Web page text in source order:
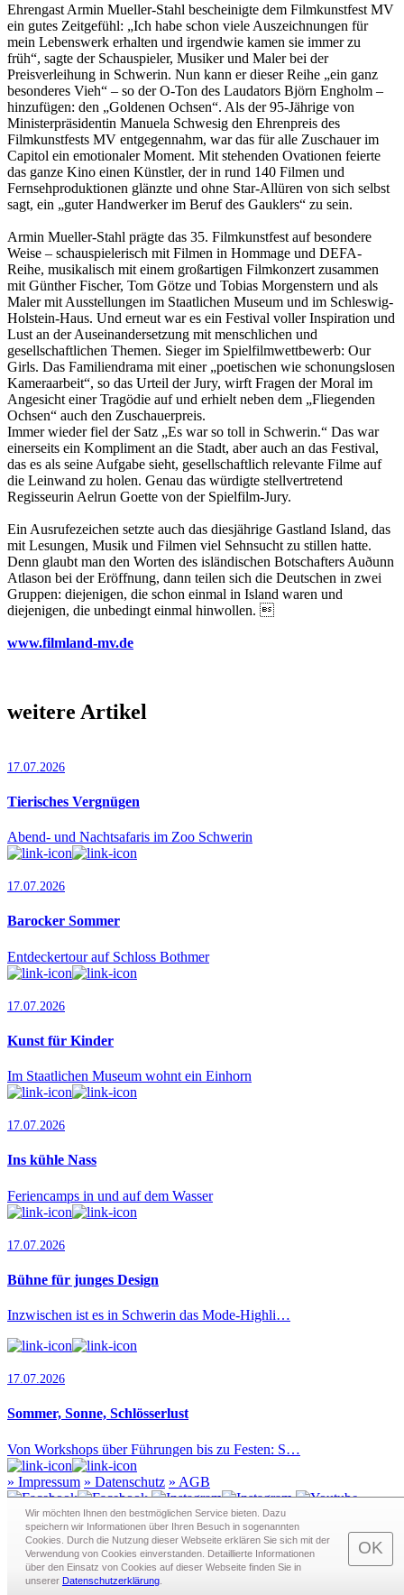
Ehrengast Armin Mueller-Stahl bescheinigte dem Filmkunstfest MV
ein gutes Zeitgefühl: „Ich habe schon viele Auszeichnungen für
mein Lebenswerk erhalten und irgendwie kamen sie immer zu
früh“, sagte der Schauspieler, Musiker und Maler bei der
Preisverleihung in Schwerin. Nun kann er dieser Reihe „ein ganz
besonderes Vieh“ – so der O-Ton des Laudators Björn Engholm –
hinzufügen: den „Goldenen Ochsen“. Als der 95-Jährige von
Ministerpräsidentin Manuela Schwesig den Ehrenpreis des
Filmkunstfests MV entgegennahm, war das für alle Zuschauer im
Capitol ein emotionaler Moment. Mit stehenden Ovationen feierte
das ganze Kino einen Künstler, der in rund 140 Filmen und
Fernsehproduktionen glänzte und ohne Star-Allüren von sich selbst
sagt, ein „guter Handwerker im Beruf des Gauklers“ zu sein.
Armin Mueller-Stahl prägte das 35. Filmkunstfest auf besondere
Weise – schauspielerisch mit Filmen in Hommage und DEFA-
Reihe, musikalisch mit einem großartigen Filmkonzert zusammen
mit Günther Fischer, Tom Götze und Tobias Morgenstern und als
Maler mit Ausstellungen im Staatlichen Museum und im Schleswig-
Holstein-Haus. Und erneut war es ein Festival voller Inspiration und
Lust an der Auseinandersetzung mit menschlichen und
gesellschaftlichen Themen. Sieger im Spielfilmwettbewerb: Our
Girls. Das Familiendrama mit einer „poetischen wie schonungslosen
Kameraarbeit“, so das Urteil der Jury, wirft Fragen der Moral im
Angesicht einer Tragödie auf und erhielt neben dem „Fliegenden
Ochsen“ auch den Zuschauerpreis.
Immer wieder fiel der Satz „Es war so toll in Schwerin.“ Das war
einerseits ein Kompliment an die Stadt, aber auch an das Festival,
das es als seine Aufgabe sieht, gesellschaftlich relevante Filme auf
die Leinwand zu holen. Genau das würdigte stellvertretend
Regisseurin Aelrun Goette von der Spielfilm-Jury.
Ein Ausrufezeichen setzte auch das diesjährige Gastland Island, das
mit Lesungen, Musik und Filmen viel Sehnsucht zu stillen hatte.
Denn glaubt man den Worten des isländischen Botschafters Auðunn
Atlason bei der Eröffnung, dann teilen sich die Deutschen in zwei
Gruppen: diejenigen, die schon einmal in Island waren und
diejenigen, die unbedingt einmal hinwollen. 
www.filmland-mv.de
weitere Artikel
17.07.2026
Tierisches Vergnügen
Abend- und Nachtsafaris im Zoo Schwerin
17.07.2026
Barocker Sommer
Entdeckertour auf Schloss Bothmer
17.07.2026
Kunst für Kinder
Im Staatlichen Museum wohnt ein Einhorn
17.07.2026
Ins kühle Nass
Feriencamps in und auf dem Wasser
17.07.2026
Bühne für junges Design
Inzwischen ist es in Schwerin das Mode-Highli…
17.07.2026
Sommer, Sonne, Schlösserlust
Von Workshops über Führungen bis zu Festen: S…
» Impressum » Datenschutz » AGB
Redaktion · Graf-Schack-Alle 8 · 19053 Schwerin
Telefon:0385 - 63 83 281· Fax: 0385 - 63 83 279 · Mail:
redaktion@schwerin.live
Wir möchten Ihnen den bestmöglichen Service bieten. Dazu
speichern wir Informationen über Ihren Besuch in sogenann­ten
Cookies. Durch die Nutzung dieser Webseite erklären Sie sich mit der
Verwendung von Cookies einverstanden. Detaillierte Informationen
über den Einsatz von Cookies auf dieser Webseite finden Sie in
unserer Datenschutzerklärung
OK